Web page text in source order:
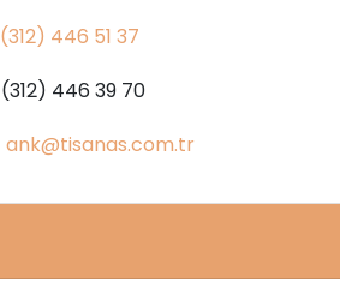
(312) 446 51 37
(312) 446 39 70
ank@tisanas.com.tr